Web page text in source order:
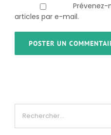
Prévenez-
articles par e-mail.